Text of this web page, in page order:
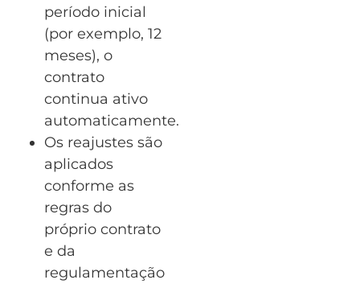
período inicial
(por exemplo, 12
meses), o
contrato
continua ativo
automaticamente.
Os reajustes são
aplicados
conforme as
regras do
próprio contrato
e da
regulamentação